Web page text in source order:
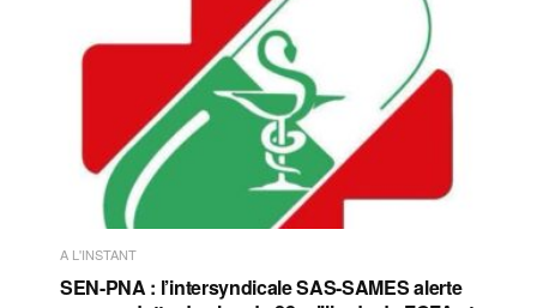
A L'INSTANT
SEN-PNA : l’intersyndicale SAS-SAMES alerte